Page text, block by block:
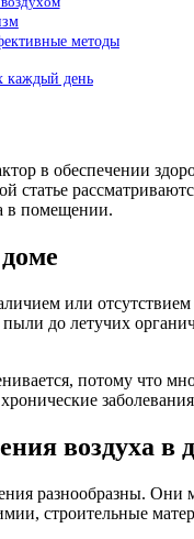
методы
каждый день
в обеспечении
в помещении.
или
до летучих
потому что
воздуха в
разнообразны.
строительные